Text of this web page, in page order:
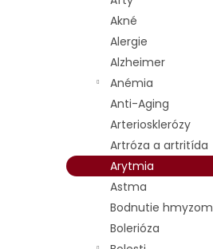
Akné
Alergie
Alzheimer
Anémia
Anti-Aging
Arteriosklerózy
Artróza a artritída
Arytmia
Astma
Bodnutie hmyzom
Bolerióza